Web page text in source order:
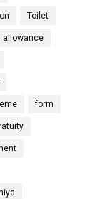
Toilet
allowance
form